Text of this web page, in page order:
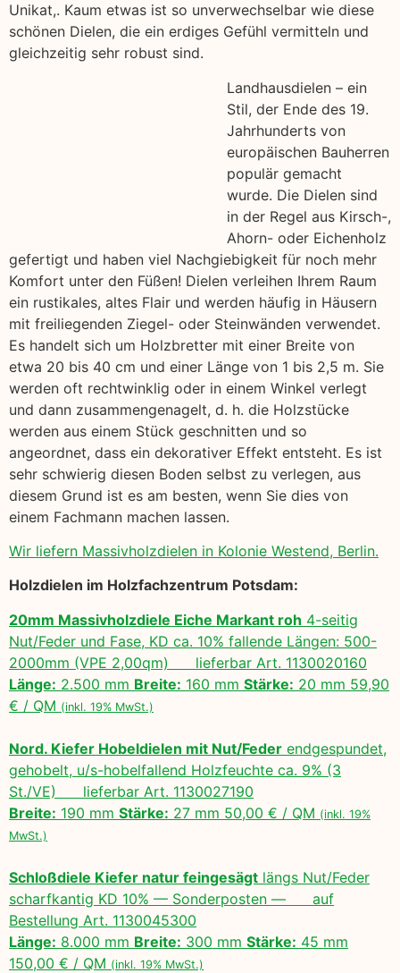
Unikat,. Kaum etwas ist so unverwechselbar wie diese
schönen Dielen, die ein erdiges Gefühl vermitteln und
gleichzeitig sehr robust sind.
Landhausdielen – ein
Stil, der Ende des 19.
Jahrhunderts von
europäischen Bauherren
populär gemacht
wurde. Die Dielen sind
in der Regel aus Kirsch-,
Ahorn- oder Eichenholz
gefertigt und haben viel Nachgiebigkeit für noch mehr
Komfort unter den Füßen! Dielen verleihen Ihrem Raum
ein rustikales, altes Flair und werden häufig in Häusern
mit freiliegenden Ziegel- oder Steinwänden verwendet.
Es handelt sich um Holzbretter mit einer Breite von
etwa 20 bis 40 cm und einer Länge von 1 bis 2,5 m. Sie
werden oft rechtwinklig oder in einem Winkel verlegt
und dann zusammengenagelt, d. h. die Holzstücke
werden aus einem Stück geschnitten und so
angeordnet, dass ein dekorativer Effekt entsteht. Es ist
sehr schwierig diesen Boden selbst zu verlegen, aus
diesem Grund ist es am besten, wenn Sie dies von
einem Fachmann machen lassen.
Wir liefern Massivholzdielen in Kolonie Westend, Berlin.
Holzdielen im Holzfachzentrum Potsdam:
20mm Massivholzdiele Eiche Markant roh 4-seitig
Nut/Feder und Fase, KD ca. 10% fallende Längen: 500-
2000mm (VPE 2,00qm) lieferbar Art. 1130020160
Länge: 2.500 mm Breite: 160 mm Stärke: 20 mm 59,90
€ / QM (inkl. 19% MwSt.)
Nord. Kiefer Hobeldielen mit Nut/Feder endgespundet,
gehobelt, u/s-hobelfallend Holzfeuchte ca. 9% (3
St./VE) lieferbar Art. 1130027190
Breite: 190 mm Stärke: 27 mm 50,00 € / QM (inkl. 19%
MwSt.)
Schloßdiele Kiefer natur feingesägt längs Nut/Feder
scharfkantig KD 10% — Sonderposten — auf
Bestellung Art. 1130045300
Länge: 8.000 mm Breite: 300 mm Stärke: 45 mm
150,00 € / QM (inkl. 19% MwSt.)